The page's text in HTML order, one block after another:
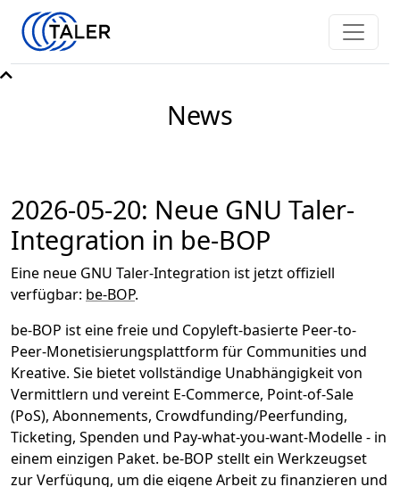
News
2026-05-20: Neue GNU Taler-
Integration in be-BOP
Eine neue GNU Taler-Integration ist jetzt offiziell
verfügbar: be-BOP.
be-BOP ist eine freie und Copyleft-basierte Peer-to-
Peer-Monetisierungsplattform für Communities und
Kreative. Sie bietet vollständige Unabhängigkeit von
Vermittlern und vereint E-Commerce, Point-of-Sale
(PoS), Abonnements, Crowdfunding/Peerfunding,
Ticketing, Spenden und Pay-what-you-want-Modelle - in
einem einzigen Paket. be-BOP stellt ein Werkzeugset
zur Verfügung, um die eigene Arbeit zu finanzieren und